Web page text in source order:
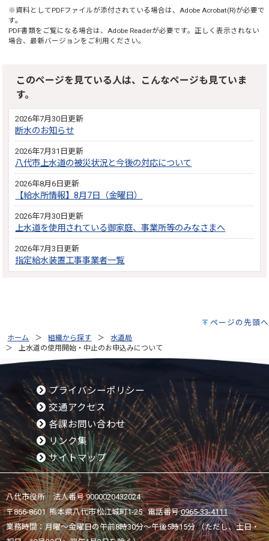
※資料としてPDFファイルが添付されている場合は、 Adobe Acrobat(R)が必要で
す。
PDF書類をご覧になる場合は、 Adobe Readerが必要です。正しく表示されない
場合、最新バージョンをご利用ください。
このページを見ている人は、こんなページも見ていま
す。
2026年7月30日更新
断水のお知らせ
2026年7月31日更新
八代市上水道の被災状況と今後の対応について
2026年8月6日更新
【給水所情報】8月7日（金曜日）
2026年7月30日更新
上水道を使用されている御家庭、事業所等のみなさまへ
2026年7月3日更新
指定給水装置工事事業者一覧
ページの先頭へ
ホーム 組織から探す
水道局
上水道の使用開始・中止のお申込みについて
プライバシーポリシー
交通アクセス
各課お問い合わせ
リンク集
サイトマップ
八代市役所 法人番号 9000020432024
〒866-8601 熊本県八代市松江城町1-25 電話番号:0965-33-4111
業務時間：月曜～金曜日の午前8時30分～午後5時15分 （ただし、土日・